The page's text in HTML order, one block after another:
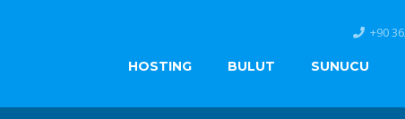
HOSTING BULUT SUNUCU
+90